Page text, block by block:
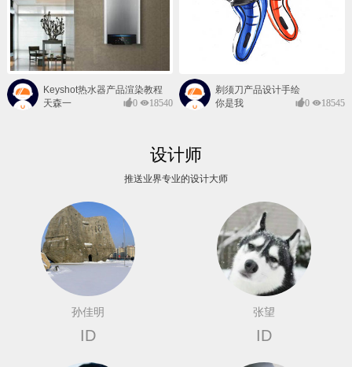
Keyshot热水器产品渲染教程
天森一
0 18540
剃须刀产品设计手绘
你是我
0 18545
设计师
推送业界专业的设计大师
孙佳明
ID
张望
ID